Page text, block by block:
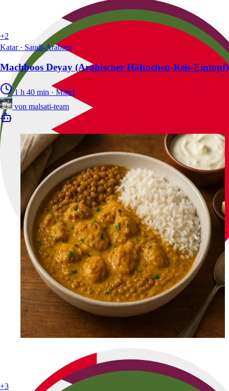
+2
Katar · Saudi-Arabien
Machboos Deyay (Arabischer Hähnchen‑Reis-Eintopf)
1 h 40 min · Mittel
von malsati-team
+3